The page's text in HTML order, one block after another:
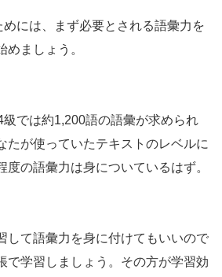
には、まず必要とされる語彙力を
ましょう。
では約1,200語の語彙が求められ
たが使っていたテキストのレベルに
度の語彙力は身についているはず。
して語彙力を身に付けてもいいので
で学習しましょう。その方が学習効